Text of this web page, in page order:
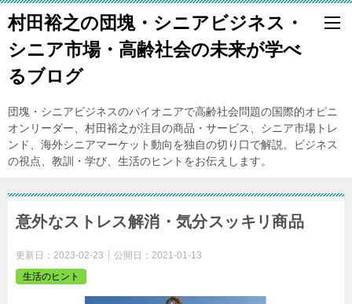
村田裕之の団塊・シニアビジネス・
シニア市場・高齢社会の未来が学べ
るブログ
団塊・シニアビジネスのパイオニアで高齢社会問題の国際的オピニ
オンリーダー、村田裕之が注目の商品・サービス、シニア市場トレ
ンド、海外シニアマーケット動向を独自の切り口で解説。ビジネス
の視点、教訓・学び、生活のヒントをお伝えします。
意外なストレス解消・気分スッキリ商品
更新日： 2023-02-23 公開日： 2021-01-13
生活のヒント